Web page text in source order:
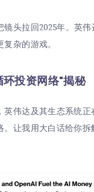
镜头拉回2025年。英
杂的游戏。
环投资网络"揭秘
英伟达及其生态系统正
。让我用大白话给你拆